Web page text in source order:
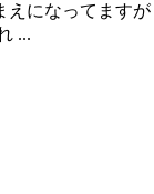
になってます
...